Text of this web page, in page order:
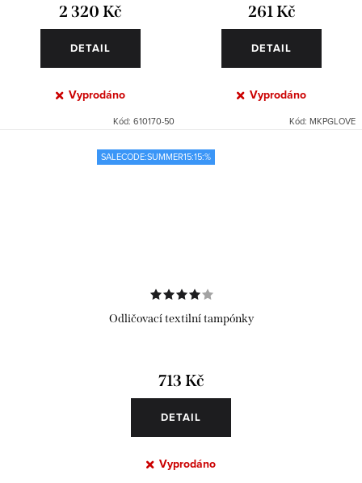
2 320 Kč
DETAIL
Vyprodáno
Kód: 610170-50
261 Kč
DETAIL
Vyprodáno
Kód: MKPGLOVE
SALECODE:SUMMER15:15:%
Odličovací textilní tampónky
713 Kč
DETAIL
Vyprodáno